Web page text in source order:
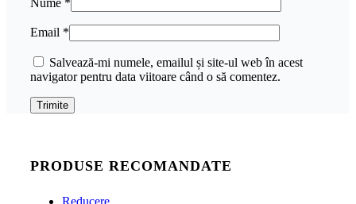
Nume *
Email *
Salvează-mi numele, emailul și site-ul web în acest
navigator pentru data viitoare când o să comentez.
PRODUSE RECOMANDATE